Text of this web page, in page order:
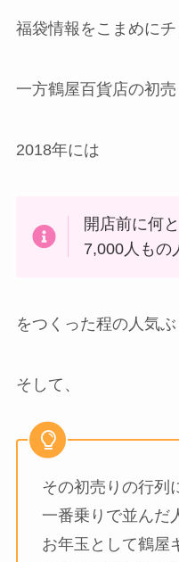
福袋情報をこまめにチ
一方鶴屋百貨店の初売
2018年には
開店前に何と
7,000人もの
をつくった程の人気ぶ
そして、
その初売りの行列
一番乗りで並んだ
お年玉として鶴屋